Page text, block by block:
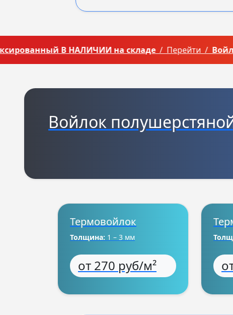
В НАЛИЧИИ на складе/ Перейти /
Войлок
Термовойлок
Толщина: 1 – 3 мм
от 270 руб/м²